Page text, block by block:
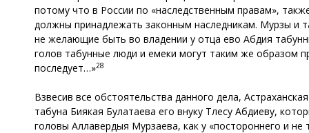
потому что в России по «наследственным правам»,
должны принадлежать законным наследникам. Мурзы и
не желающие быть во владении у отца ево Абдия
голов табунные люди и емеки могут таким же образом
последует…»28
Взвесив все обстоятельства данного дела,
табуна Биякая Булатаева его внуку Тлесу Абдиеву,
головы Аллавердыя Мурзаева, как у «постороннего и не